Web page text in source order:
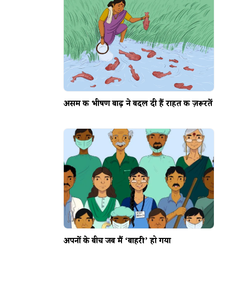
असम की भीषण बाढ़ ने बदल दी हैं राहत की ज़रूरतें
अपनों के बीच जब मैं ‘बाहरी’ हो गया